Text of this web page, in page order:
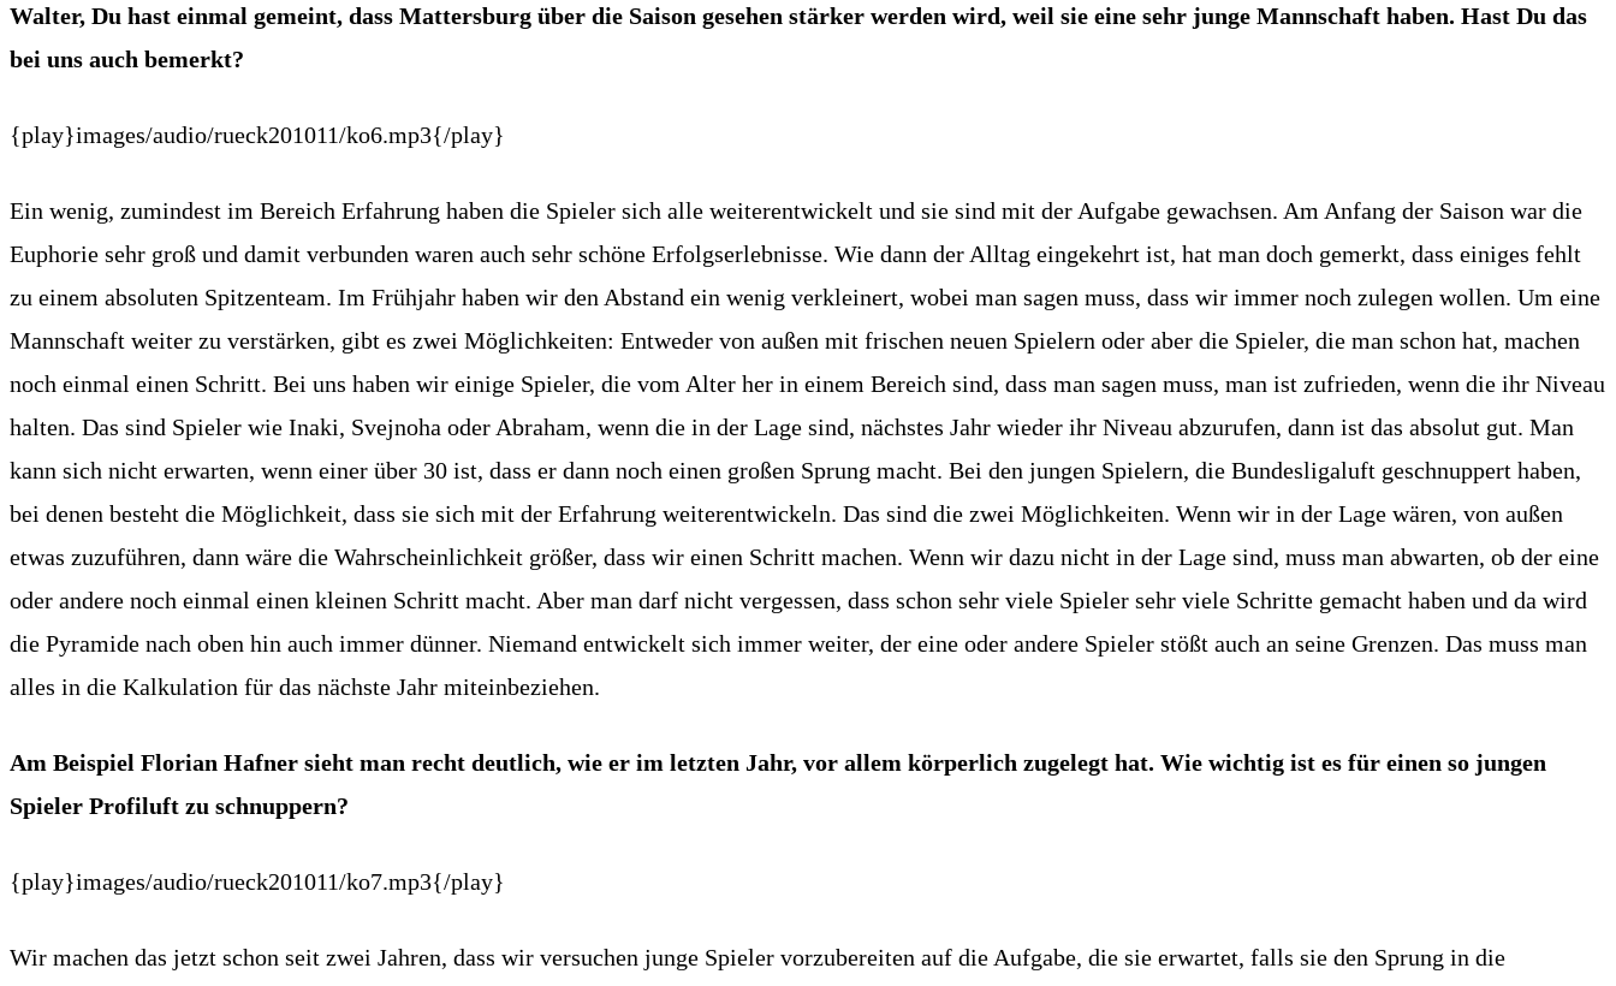
Walter, Du hast einmal gemeint, dass Mattersburg über die Saison gesehen stärker werden wird, weil sie eine sehr junge Mannschaft haben. Hast Du das
bei uns auch bemerkt?
{play}images/audio/rueck201011/ko6.mp3{/play}
Ein wenig, zumindest im Bereich Erfahrung haben die Spieler sich alle weiterentwickelt und sie sind mit der Aufgabe gewachsen. Am Anfang der Saison war die
Euphorie sehr groß und damit verbunden waren auch sehr schöne Erfolgserlebnisse. Wie dann der Alltag eingekehrt ist, hat man doch gemerkt, dass einiges fehlt
zu einem absoluten Spitzenteam. Im Frühjahr haben wir den Abstand ein wenig verkleinert, wobei man sagen muss, dass wir immer noch zulegen wollen. Um eine
Mannschaft weiter zu verstärken, gibt es zwei Möglichkeiten: Entweder von außen mit frischen neuen Spielern oder aber die Spieler, die man schon hat, machen
noch einmal einen Schritt. Bei uns haben wir einige Spieler, die vom Alter her in einem Bereich sind, dass man sagen muss, man ist zufrieden, wenn die ihr Niveau
halten. Das sind Spieler wie Inaki, Svejnoha oder Abraham, wenn die in der Lage sind, nächstes Jahr wieder ihr Niveau abzurufen, dann ist das absolut gut. Man
kann sich nicht erwarten, wenn einer über 30 ist, dass er dann noch einen großen Sprung macht. Bei den jungen Spielern, die Bundesligaluft geschnuppert haben,
bei denen besteht die Möglichkeit, dass sie sich mit der Erfahrung weiterentwickeln. Das sind die zwei Möglichkeiten. Wenn wir in der Lage wären, von außen
etwas zuzuführen, dann wäre die Wahrscheinlichkeit größer, dass wir einen Schritt machen. Wenn wir dazu nicht in der Lage sind, muss man abwarten, ob der eine
oder andere noch einmal einen kleinen Schritt macht. Aber man darf nicht vergessen, dass schon sehr viele Spieler sehr viele Schritte gemacht haben und da wird
die Pyramide nach oben hin auch immer dünner. Niemand entwickelt sich immer weiter, der eine oder andere Spieler stößt auch an seine Grenzen. Das muss man
alles in die Kalkulation für das nächste Jahr miteinbeziehen.
Am Beispiel Florian Hafner sieht man recht deutlich, wie er im letzten Jahr, vor allem körperlich zugelegt hat. Wie wichtig ist es für einen so jungen
Spieler Profiluft zu schnuppern?
{play}images/audio/rueck201011/ko7.mp3{/play}
Wir machen das jetzt schon seit zwei Jahren, dass wir versuchen junge Spieler vorzubereiten auf die Aufgabe, die sie erwartet, falls sie den Sprung in die